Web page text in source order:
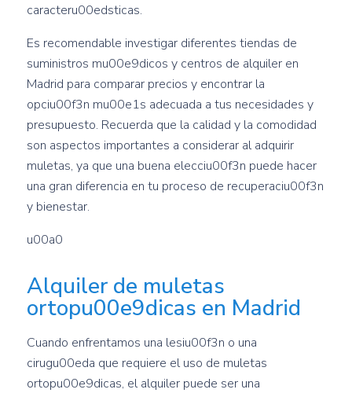
caracteru00edsticas.
Es recomendable investigar diferentes tiendas de
suministros mu00e9dicos y centros de alquiler en
Madrid para comparar precios y encontrar la
opciu00f3n mu00e1s adecuada a tus necesidades y
presupuesto. Recuerda que la calidad y la comodidad
son aspectos importantes a considerar al adquirir
muletas, ya que una buena elecciu00f3n puede hacer
una gran diferencia en tu proceso de recuperaciu00f3n
y bienestar.
u00a0
Alquiler de muletas
ortopu00e9dicas en Madrid
Cuando enfrentamos una lesiu00f3n o una
cirugu00eda que requiere el uso de muletas
ortopu00e9dicas, el alquiler puede ser una